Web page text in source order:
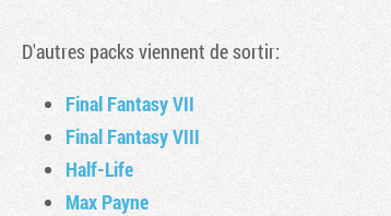
D'autres packs viennent de sortir:
Final Fantasy VII
Final Fantasy VIII
Half-Life
Max Payne